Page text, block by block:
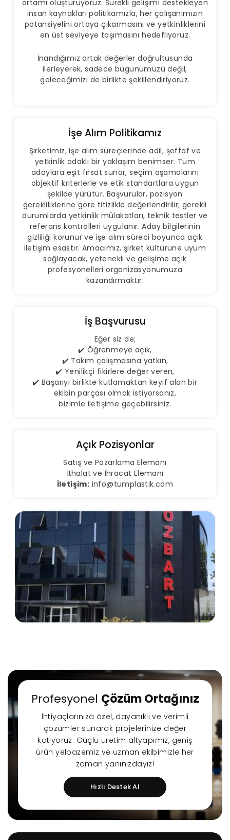
ortamı oluşturuyoruz. Sürekli gelişimi destekleyen
insan kaynakları politikamızla, her çalışanımızın
potansiyelini ortaya çıkarmasını ve yetkinliklerini
en üst seviyeye taşımasını hedefliyoruz.
İnandığımız ortak değerler doğrultusunda
ilerleyerek, sadece bugünümüzü değil,
geleceğimizi de birlikte şekillendiriyoruz.
İşe Alım Politikamız
Şirketimiz, işe alım süreçlerinde adil, şeffaf ve
yetkinlik odaklı bir yaklaşım benimser. Tüm
adaylara eşit fırsat sunar, seçim aşamalarını
objektif kriterlerle ve etik standartlara uygun
şekilde yürütür. Başvurular, pozisyon
gerekliliklerine göre titizlikle değerlendirilir; gerekli
durumlarda yetkinlik mülakatları, teknik testler ve
referans kontrolleri uygulanır. Aday bilgilerinin
gizliliği korunur ve işe alım süreci boyunca açık
iletişim esastır. Amacımız, şirket kültürüne uyum
sağlayacak, yetenekli ve gelişime açık
profesyonelleri organizasyonumuza
kazandırmaktır.
İş Başvurusu
Eğer siz de;
✔️ Öğrenmeye açık,
✔️ Takım çalışmasına yatkın,
✔️ Yenilikçi fikirlere değer veren,
✔️ Başarıyı birlikte kutlamaktan keyif alan bir
ekibin parçası olmak istiyorsanız,
bizimle iletişime geçebilirsiniz.
Açık Pozisyonlar
Satış ve Pazarlama Elemanı
İthalat ve İhracat Elemanı
İletişim: info@tumplastik.com
Profesyonel Çözüm Ortağınız
İhtiyaçlarınıza özel, dayanıklı ve verimli
çözümler sunarak projelerinize değer
katıyoruz. Güçlü üretim altyapımız, geniş
ürün yelpazemiz ve uzman ekibimizle her
zaman yanınızdayız!
Hızlı Destek Al